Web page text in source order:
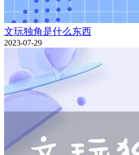
文玩独角是什么东西
2023-07-29